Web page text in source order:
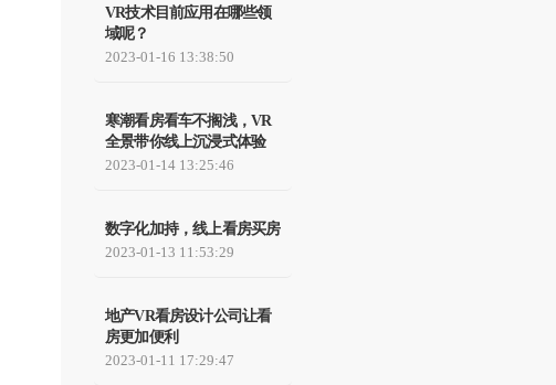
VR技术目前应用在哪些领
域呢？
2023-01-16 13:38:50
寒潮看房看车不搁浅，VR
全景带你线上沉浸式体验
2023-01-14 13:25:46
数字化加持，线上看房买房
2023-01-13 11:53:29
地产VR看房设计公司让看
房更加便利
2023-01-11 17:29:47